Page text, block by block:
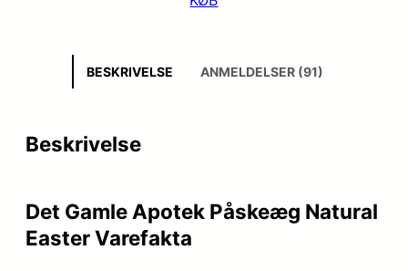
BESKRIVELSE ANMELDELSER (91)
Beskrivelse
Det Gamle Apotek Påskeæg Natural
Easter Varefakta